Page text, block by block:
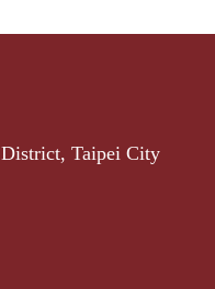
Taipei City